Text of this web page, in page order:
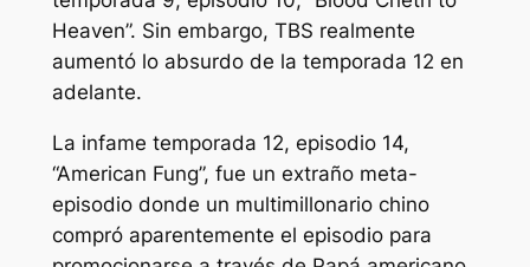
Heaven”. Sin embargo, TBS realmente
aumentó lo absurdo de la temporada 12 en
adelante.
La infame temporada 12, episodio 14,
“American Fung”, fue un extraño meta-
episodio donde un multimillonario chino
compró aparentemente el episodio para